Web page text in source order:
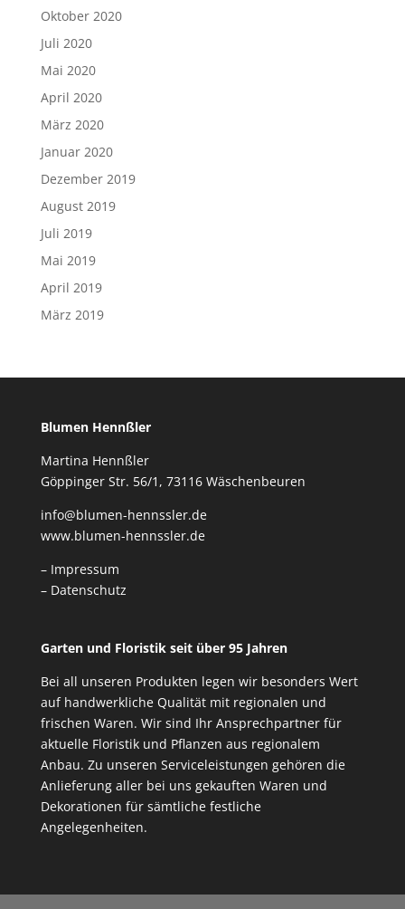
Oktober 2020
Juli 2020
Mai 2020
April 2020
März 2020
Januar 2020
Dezember 2019
August 2019
Juli 2019
Mai 2019
April 2019
März 2019
Blumen Hennßler
Martina Hennßler
Göppinger Str. 56/1, 73116 Wäschenbeuren
info@blumen-hennssler.de
www.blumen-hennssler.de
– Impressum
– Datenschutz
Garten und Floristik seit über 95 Jahren
Bei all unseren Produkten legen wir besonders Wert
auf handwerkliche Qualität mit regionalen und
frischen Waren. Wir sind Ihr Ansprechpartner für
aktuelle Floristik und Pflanzen aus regionalem
Anbau. Zu unseren Serviceleistungen gehören die
Anlieferung aller bei uns gekauften Waren und
Dekorationen für sämtliche festliche
Angelegenheiten.